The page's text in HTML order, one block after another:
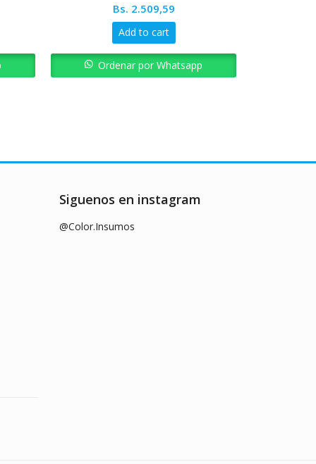
Bs. 2.509,59
Add to cart
Ordenar por Whatsapp
Siguenos en instagram
@Color.Insumos